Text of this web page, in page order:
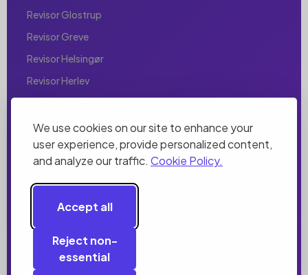
We use cookies on our site to enhance your
user experience, provide personalized content,
and analyze our traffic. Cookie Policy.
Accept all
Reject non-
essential
Revisor Glostrup
Revisor Greve
Revisor Helsingør
Revisor Herlev
Revisor Hjørring
Revisor Holbæk
Revisor Holstebro
Revisor Horsens
Revisor Hørsholm
Revisor Hvidovre
Revisor Ishøj